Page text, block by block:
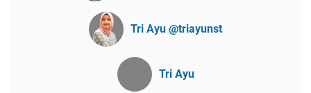
Tri Ayu @triayunst
Tri Ayu